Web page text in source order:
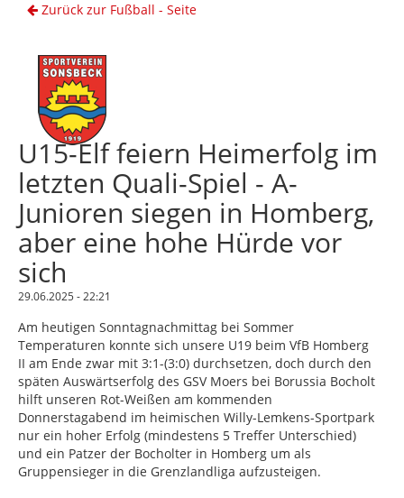
Zurück zur Fußball - Seite
U15-Elf feiern Heimerfolg im
letzten Quali-Spiel - A-
Junioren siegen in Homberg,
aber eine hohe Hürde vor
sich
29.06.2025 - 22:21
Am heutigen Sonntagnachmittag bei Sommer
Temperaturen konnte sich unsere U19 beim VfB Homberg
II am Ende zwar mit 3:1-(3:0) durchsetzen, doch durch den
späten Auswärtserfolg des GSV Moers bei Borussia Bocholt
hilft unseren Rot-Weißen am kommenden
Donnerstagabend im heimischen Willy-Lemkens-Sportpark
nur ein hoher Erfolg (mindestens 5 Treffer Unterschied)
und ein Patzer der Bocholter in Homberg um als
Gruppensieger in die Grenzlandliga aufzusteigen.